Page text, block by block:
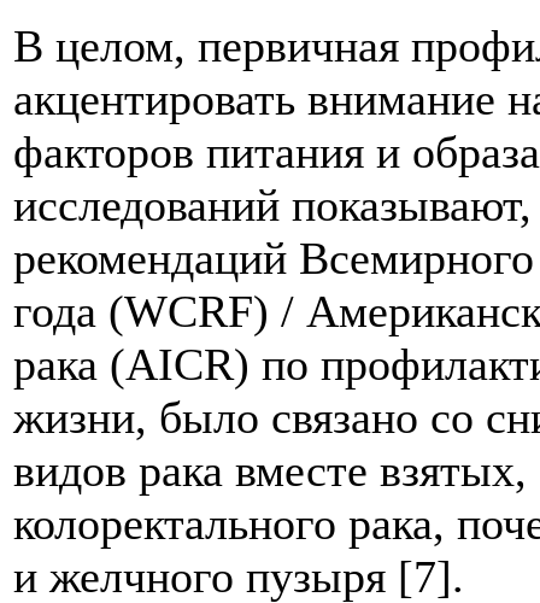
В целом, первичная
акцентировать внимание
факторов питания и
исследований
рекомендаций
года (WCRF) /
рака (AICR) по
жизни, было связано со
видов рака вместе
колоректального рака,
и желчного пузыря [7].